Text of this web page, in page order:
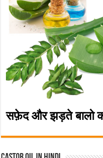
सफ़ेद और झड़ते बालो